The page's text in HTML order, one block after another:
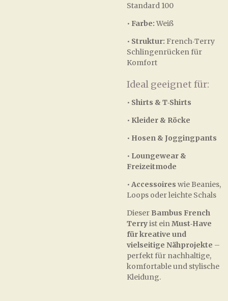
Standard 100
• Farbe:Weiß
• Struktur: French‑Terry
Schlingenrücken für
Komfort
Ideal geeignet für:
• Shirts & T‑Shirts
• Kleider & Röcke
• Hosen & Joggingpants
• Loungewear &
Freizeitmode
• Accessoires wie Beanies,
Loops oder leichte Schals
Dieser Bambus French
Terryist einMust‑Have
für kreative und
vielseitige Nähprojekte –
perfekt für nachhaltige,
komfortable und stylische
Kleidung.